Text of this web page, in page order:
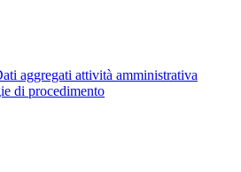
aggregati attività amministrativa
di procedimento